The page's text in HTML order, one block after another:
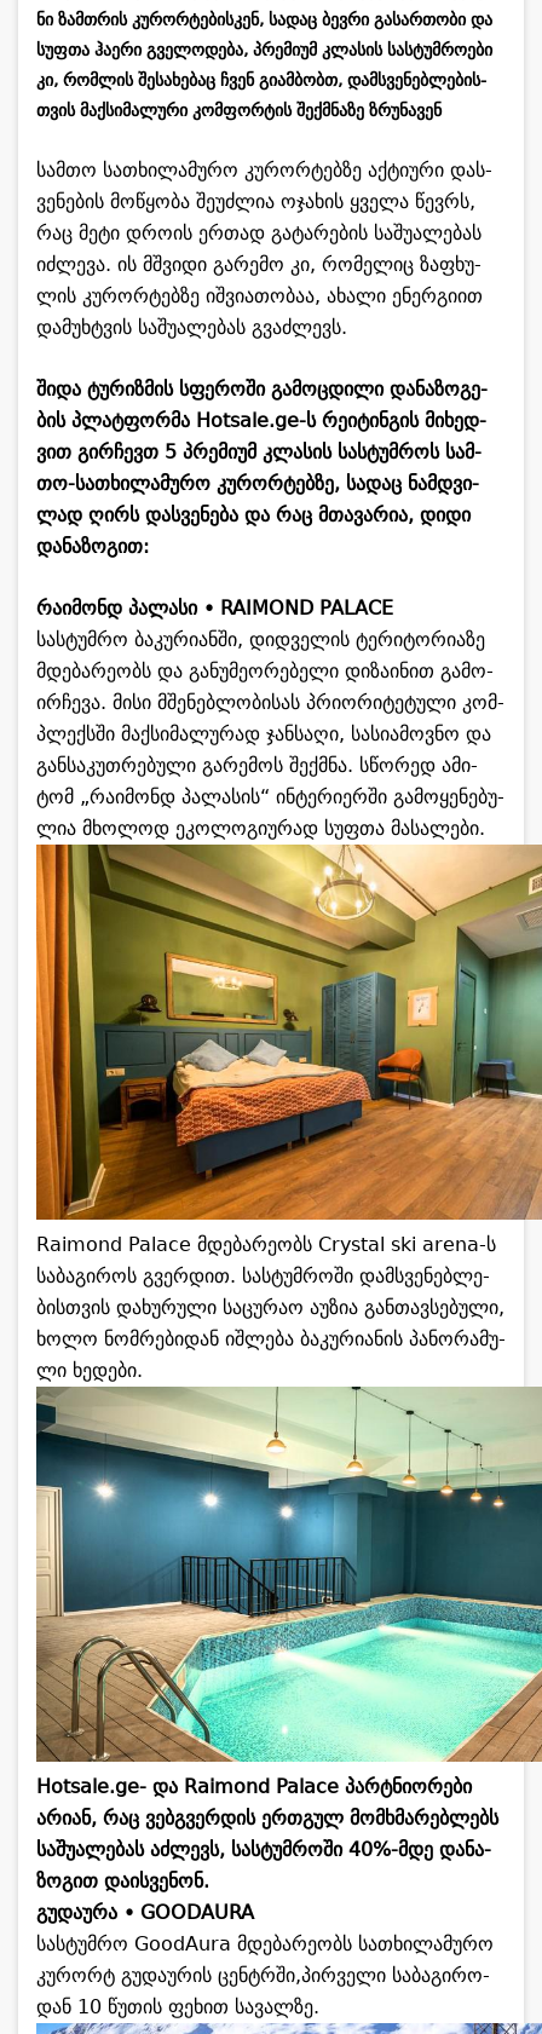
ნი ზამ­თრის კუ­რორ­ტე­ბის­კენ, სა­დაც ბევ­რი გა­სარ­თო­ბი და
სუფ­თა ჰა­ე­რი გვე­ლო­დე­ბა, პრე­მი­უმ კლა­სის სას­ტუმ­რო­ე­ბი
კი, რომ­ლის შე­სა­ხე­ბაც ჩვენ გი­ამ­ბობთ, დამ­სვე­ნებ­ლე­ბის­
თვის მაქ­სი­მა­ლუ­რი კომ­ფორ­ტის შექ­მნა­ზე ზრუ­ნა­ვენ
სამ­თო სა­თხი­ლა­მუ­რო კუ­რორ­ტებ­ზე აქ­ტი­უ­რი დას­
ვე­ნე­ბის მო­წყო­ბა შე­უძ­ლია ოჯა­ხის ყვე­ლა წევ­რს,
რაც მეტი დრო­ის ერ­თად გა­ტა­რე­ბის სა­შუ­ა­ლე­ბას
იძ­ლე­ვა. ის მშვი­დი გა­რე­მო კი, რო­მე­ლიც ზა­ფხუ­
ლის კუ­რორ­ტებ­ზე იშ­ვი­ა­თო­ბაა, ახა­ლი ენერ­გი­ით
და­მუხ­ტვის სა­შუ­ა­ლე­ბას გვაძ­ლევს.
შიდა ტუ­რიზ­მის სფე­რო­ში გა­მოც­დი­ლი და­ნა­ზო­გე­
ბის პლატ­ფორ­მა Hotsale.ge-ს რე­ი­ტინ­გის მი­ხედ­
ვით გირ­ჩევთ 5 პრე­მი­უმ კლა­სის სას­ტუმ­როს სამ­
თო-სა­თხი­ლა­მუ­რო კუ­რორ­ტებ­ზე, სა­დაც ნამ­დვი­
ლად ღირს დას­ვე­ნე­ბა და რაც მთა­ვა­რია, დიდი
და­ნა­ზო­გით:
რა­ი­მონდ პა­ლა­სი • RAIMOND PALACE
სას­ტუმ­რო ბა­კუ­რი­ან­ში, დიდ­ვე­ლის ტე­რი­ტო­რი­ა­ზე
მდე­ბა­რე­ობს და გა­ნუ­მე­ო­რე­ბე­ლი დი­ზა­ი­ნით გა­მო­
ირ­ჩე­ვა. მისი მშე­ნებ­ლო­ბი­სას პრი­ო­რი­ტე­ტუ­ლი კომ­
პლექსში მაქ­სი­მა­ლუ­რად ჯან­სა­ღი, სა­სი­ა­მოვ­ნო და
გან­სა­კუთ­რე­ბუ­ლი გა­რე­მოს შექ­მნა. სწო­რედ ამი­
ტომ „რა­ი­მონდ პა­ლა­სის“ ინ­ტე­რი­ერ­ში გა­მო­ყე­ნე­ბუ­
ლია მხო­ლოდ ეკო­ლო­გი­უ­რად სუფ­თა მა­სა­ლე­ბი.
Raimond Palace მდე­ბა­რე­ობს Crystal ski arena-ს
სა­ბა­გი­როს გვერ­დით. სას­ტუმ­რო­ში დამ­სვე­ნებ­ლე­
ბის­თვის და­ხუ­რუ­ლი სა­ცუ­რაო აუ­ზია გან­თავ­სე­ბუ­ლი,
ხოლო ნომ­რე­ბი­დან იშ­ლე­ბა ბა­კუ­რი­ა­ნის პა­ნო­რა­მუ­
ლი ხე­დე­ბი.
Hotsale.ge- და Raimond Palace პარტნი­ო­რე­ბი
არი­ან, რაც ვებგ­ვერ­დის ერ­თგულ მომ­ხმა­რებ­ლებს
სა­შუ­ა­ლე­ბას აძ­ლევს, სას­ტუმ­რო­ში 40%-მდე და­ნა­
ზო­გით და­ის­ვე­ნონ.
გუ­და­უ­რა • GOODAURA
სას­ტუმ­რო GoodAura მდე­ბა­რე­ობს სა­თხი­ლა­მუ­რო
კუ­რორტ გუ­და­უ­რის ცენ­ტრში,პირ­ვე­ლი სა­ბა­გი­რო­
დან 10 წუ­თის ფე­ხით სა­ვალ­ზე.